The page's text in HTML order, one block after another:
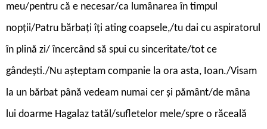
meu/pentru că e necesar/ca lumânarea în timpul
nopții/Patru bărbați îți ating coapsele,/tu dai cu aspiratorul
în plină zi/ încercând să spui cu sinceritate/tot ce
gândești./Nu așteptam companie la ora asta, Ioan./Visam
la un bărbat până vedeam numai cer și pământ/de mâna
lui doarme Hagalaz tatăl/sufletelor mele/spre o răceală